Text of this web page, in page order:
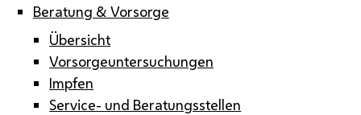
Beratung & Vorsorge
Übersicht
Vorsorgeuntersuchungen
Impfen
Service- und Beratungsstellen